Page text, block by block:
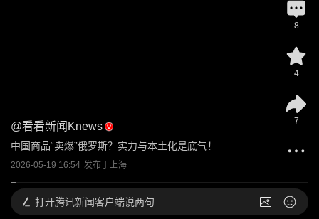
@看看新闻Knews
中国商品“卖爆”俄罗斯？实力与本土化是底气！
2026-05-19 16:54 发布于上海
8
4
7
打开腾讯新闻客户端说两句